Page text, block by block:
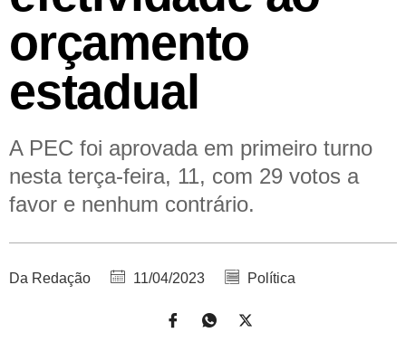
orçamento
estadual
A PEC foi aprovada em primeiro turno
nesta terça-feira, 11, com 29 votos a
favor e nenhum contrário.
Da Redação 11/04/2023 Política